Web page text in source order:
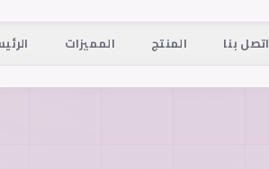
المميزات المنتج اتصل بنا